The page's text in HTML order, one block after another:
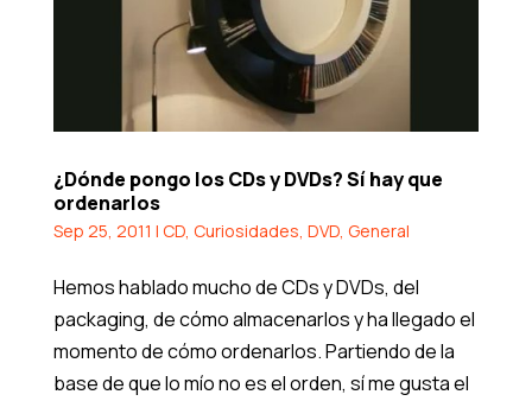
¿Dónde pongo los CDs y DVDs? Sí hay que
ordenarlos
Sep 25, 2011 | CD, Curiosidades, DVD, General
Hemos hablado mucho de CDs y DVDs, del
packaging, de cómo almacenarlos y ha llegado el
momento de cómo ordenarlos. Partiendo de la
base de que lo mío no es el orden, sí me gusta el